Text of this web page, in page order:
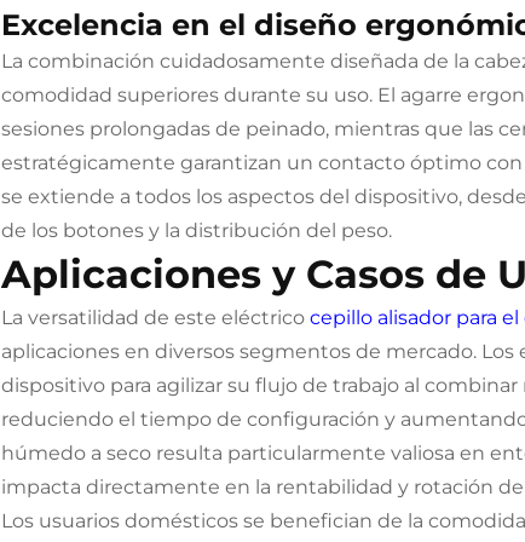
Excelencia en el diseño
La combinación cuidadosamente diseñada de la
comodidad superiores durante su uso. El agarre
sesiones prolongadas de peinado, mientras que las
estratégicamente garantizan un contacto óptimo
se extiende a todos los aspectos del dispositivo,
de los botones y la distribución del peso.
Aplicaciones y Casos de
La versatilidad de este eléctrico cepillo alisador para
aplicaciones en diversos segmentos de mercado.
dispositivo para agilizar su flujo de trabajo al
reduciendo el tiempo de configuración y
húmedo a seco resulta particularmente valiosa en
impacta directamente en la rentabilidad y rotación
Los usuarios domésticos se benefician de la